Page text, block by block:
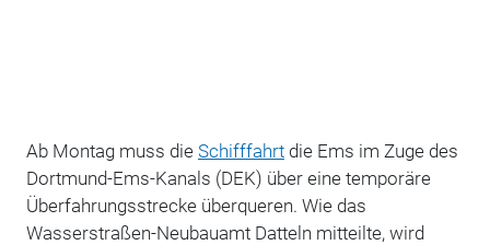
Ab Montag muss die Schifffahrtdie Ems im Zuge des
Dortmund-Ems-Kanals (DEK) über eine temporäre
Überfahrungsstrecke überqueren. Wie das
Wasserstraßen-Neubauamt Datteln mitteilte, wird